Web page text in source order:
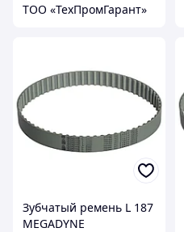
ТОО «ТехПромГарант»
Зубчатый ремень L 187
MEGADYNE